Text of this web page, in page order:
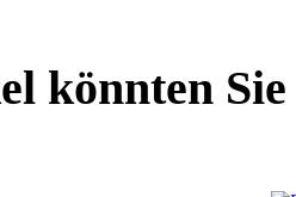
könnten